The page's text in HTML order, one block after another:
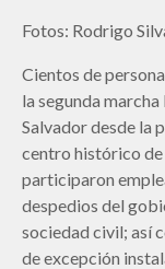
Fotos: Rodrigo
Cientos de
la segunda
Salvador desde la
centro histórico de
participaron
despedios del
sociedad civil; así
de excepción